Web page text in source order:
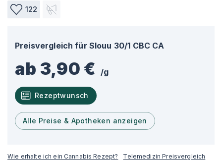
122
Preisvergleich für Slouu 30/1 CBC CA
ab 3,90 € /g
Rezeptwunsch
Alle Preise & Apotheken anzeigen
Wie erhalte ich ein Cannabis Rezept?
Telemedizin Preisvergleich